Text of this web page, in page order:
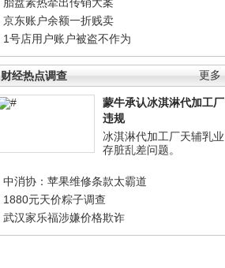
京东账户余额一折贱卖
1号店用户账户被盗不作为
更多
财经热点调查
蒙牛承认冰淇淋代加工厂
违规
冰淇淋代加工厂天辅乳业
存脏乱差问题。
中消协：苹果维修条款太霸道
1880元天价粽子调查
武汉家乐福涉嫌价格欺诈